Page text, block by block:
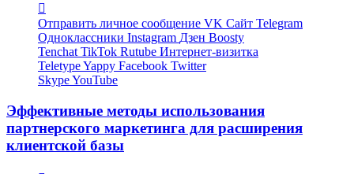
информация
пользователя
Михаил
Молчанов
Отправить личное сообщение VK Сайт Telegram
Одноклассники Instagram Дзен Boosty
Tenchat TikTok Rutube Интернет-визитка
TeletypeYappy Facebook Twitter
SkypeYouTube
Эффективные методы использования
партнерского маркетинга для расширения
клиентской базы